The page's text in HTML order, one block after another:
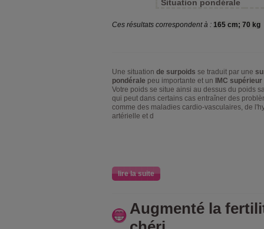
Situation pondérale
Ces résultats correspondent à : 165 cm; 70 kg
Une situation de surpoids se traduit par une
pondérale peu importante et un
IMC
Votre poids se situe ainsi au dessus du poids
qui peut dans certains cas entraîner des
comme des maladies cardio-vasculaires, de
artérielle et d
lire la suite
Augmenté la